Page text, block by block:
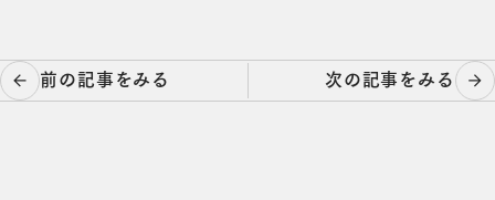
投
稿
ナ
ビ
前の記事をみる 次の記事をみる